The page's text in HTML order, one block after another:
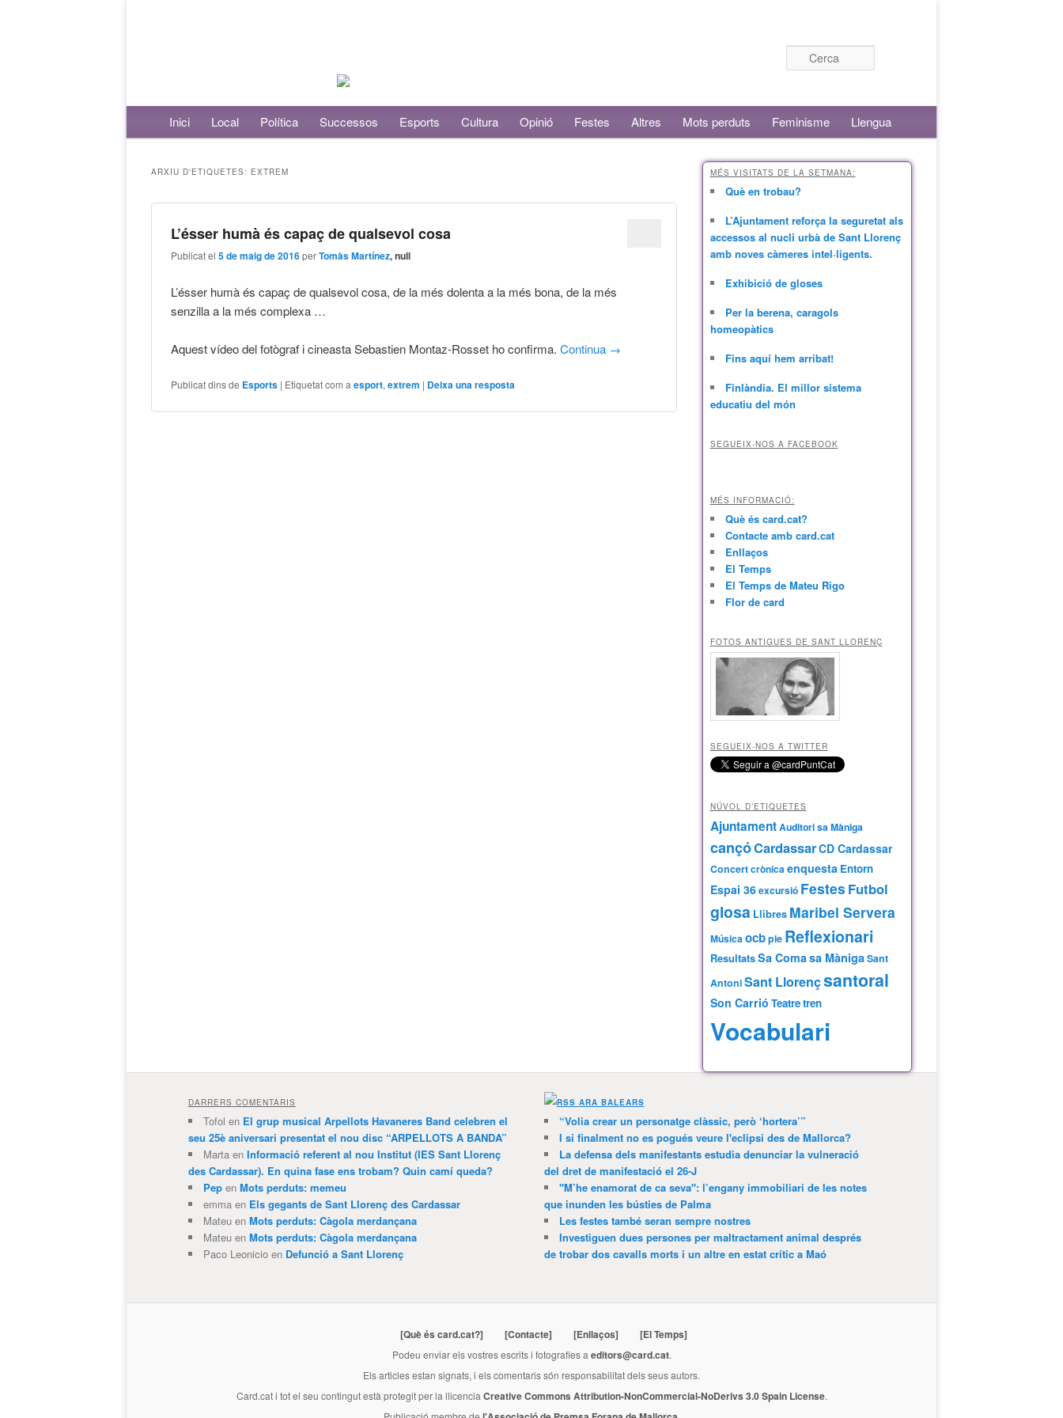
Menú principalAneu al contingut principal
Aneu al contingut secundari
Inici Local Política Successos Esports Cultura Opinió Festes Altres Mots perduts Feminisme Llengua
ARXIU D'ETIQUETES: EXTREM
L’ésser humà és capaç de qualsevol cosa
Publicat el5 de maig de 2016perTomàs Martínez, null
L’ésser humà és capaç de qualsevol cosa, de la més dolenta a la més bona, de la més
senzilla a la més complexa …
Aquest vídeo del fotògraf i cineasta Sebastien Montaz-Rosset ho confirma.Continua →
Publicat dins de Esports | Etiquetat com a esport,extrem | Deixa una resposta
MÉS VISITATS DE LA SETMANA:
Què en trobau?
L’Ajuntament reforça la seguretat als
accessos al nucli urbà de Sant Llorenç
amb noves càmeres intel·ligents.
Exhibició de gloses
Per la berena, caragols
homeopàtics
Fins aquí hem arribat!
Finlàndia. El millor sistema
educatiu del món
SEGUEIX-NOS A FACEBOOK
MÉS INFORMACIÓ:
Què és card.cat?
Contacte amb card.cat
Enllaços
El Temps
El Temps de Mateu Rigo
Flor de card
FOTOS ANTIGUES DE SANT LLORENÇ
SEGUEIX-NOS A TWITTER
NÚVOL D’ETIQUETES
AjuntamentAuditori sa Màniga
cançóCardassarCD Cardassar
Concertcrònicaenquesta Entorn
Espai 36excursió Festes Futbol
glosa Llibres Maribel Servera
Músicaocbple Reflexionari
ResultatsSa Comasa MànigaSant
AntoniSant Llorençsantoral
Son Carrió Teatretren
Vocabulari
DARRERS COMENTARIS
Tofol en El grup musical Arpellots Havaneres Band celebren el
seu 25è aniversari presentat el nou disc “ARPELLOTS A BANDA”
Martaen Informació referent al nou Institut (IES Sant Llorenç
des Cardassar). En quina fase ens trobam? Quin camí queda?
Pepen Mots perduts: memeu
emmaen Els gegants de Sant Llorenç des Cardassar
Mateuen Mots perduts: Càgola merdançana
Mateuen Mots perduts: Càgola merdançana
Paco Leonicioen Defunció a Sant Llorenç
ARA BALEARS
“Volia crear un personatge clàssic, però ‘hortera’”
I si finalment no es pogués veure l'eclipsi des de Mallorca?
La defensa dels manifestants estudia denunciar la vulneració
del dret de manifestació el 26-J
"M’he enamorat de ca seva": l’engany immobiliari de les notes
que inunden les bústies de Palma
Les festes també seran sempre nostres
Investiguen dues persones per maltractament animal després
de trobar dos cavalls morts i un altre en estat crític a Maó
[Què és card.cat?] [Contacte] [Enllaços] [El Temps]
Podeu enviar els vostres escrits i fotografies a editors@card.cat.
Els articles estan signats, i els comentaris són responsabilitat dels seus autors.
Card.cati tot el seu contingut està protegit per la llicencia Creative Commons Attribution-NonCommercial-NoDerivs 3.0 Spain License.